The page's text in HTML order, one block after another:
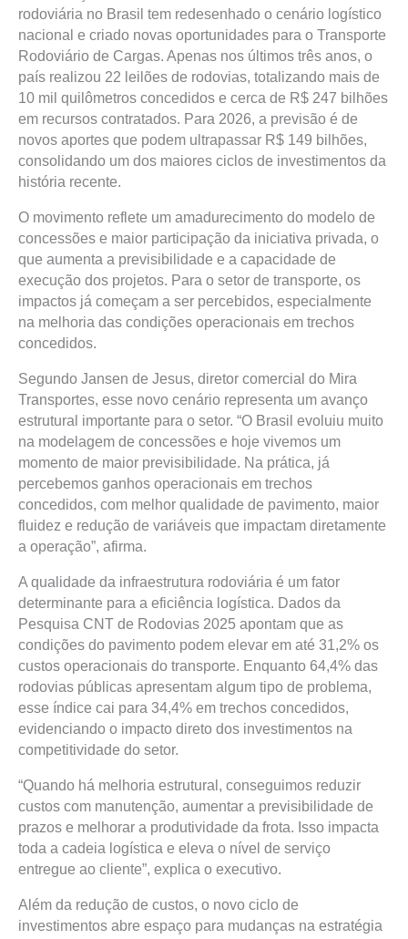
rodoviária no Brasil tem redesenhado o cenário logístico
nacional e criado novas oportunidades para o Transporte
Rodoviário de Cargas. Apenas nos últimos três anos, o
país realizou 22 leilões de rodovias, totalizando mais de
10 mil quilômetros concedidos e cerca de R$ 247 bilhões
em recursos contratados. Para 2026, a previsão é de
novos aportes que podem ultrapassar R$ 149 bilhões,
consolidando um dos maiores ciclos de investimentos da
história recente.
O movimento reflete um amadurecimento do modelo de
concessões e maior participação da iniciativa privada, o
que aumenta a previsibilidade e a capacidade de
execução dos projetos. Para o setor de transporte, os
impactos já começam a ser percebidos, especialmente
na melhoria das condições operacionais em trechos
concedidos.
Segundo Jansen de Jesus, diretor comercial do Mira
Transportes, esse novo cenário representa um avanço
estrutural importante para o setor. “O Brasil evoluiu muito
na modelagem de concessões e hoje vivemos um
momento de maior previsibilidade. Na prática, já
percebemos ganhos operacionais em trechos
concedidos, com melhor qualidade de pavimento, maior
fluidez e redução de variáveis que impactam diretamente
a operação”, afirma.
A qualidade da infraestrutura rodoviária é um fator
determinante para a eficiência logística. Dados da
Pesquisa CNT de Rodovias 2025 apontam que as
condições do pavimento podem elevar em até 31,2% os
custos operacionais do transporte. Enquanto 64,4% das
rodovias públicas apresentam algum tipo de problema,
esse índice cai para 34,4% em trechos concedidos,
evidenciando o impacto direto dos investimentos na
competitividade do setor.
“Quando há melhoria estrutural, conseguimos reduzir
custos com manutenção, aumentar a previsibilidade de
prazos e melhorar a produtividade da frota. Isso impacta
toda a cadeia logística e eleva o nível de serviço
entregue ao cliente”, explica o executivo.
Além da redução de custos, o novo ciclo de
investimentos abre espaço para mudanças na estratégia